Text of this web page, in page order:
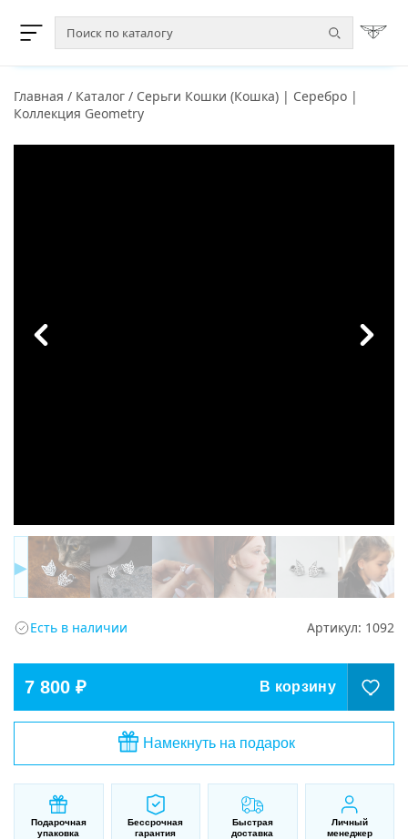
Главная / Каталог / Серьги Кошки (Кошка) | Серебро |
Коллекция Geometry
▶
Есть в наличии Артикул: 1092
7 800 ₽ В корзину
Намекнуть на подарок
Подарочная
упаковка
Бессрочная
гарантия
Быстрая
доставка
Личный
менеджер